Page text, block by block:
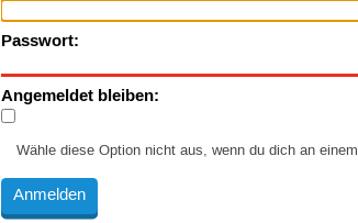
Passwort:
Angemeldet bleiben:
Wähle diese Option nicht aus, wenn du dich an